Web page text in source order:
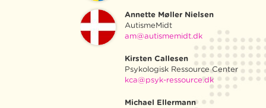
Annette Møller Nielsen
AutismeMidt
am@autismemidt.dk
Kirsten Callesen
Psykologisk Ressource Center
kca@psyk-ressource.dk
Michael Ellermann